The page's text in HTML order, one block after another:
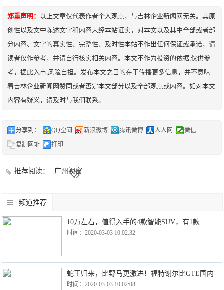
郑重声明： 以上文章仅代表作者个人观点，与吉林企业新闻网无关。其原
创性以及文中陈述文字和内容未经本站证实，对本文以及其中全部或者部
分内容、文字的真实性、完整性、及时性本站不作出任何保证或承诺，请
读者仅作参考，并请自行核实相关内容。本文不作为投资的依据,仅供参
考，据此入市,风险自担。发布本文之目的在于传播更多信息，并不意味
着吉林企业新闻网赞同或者否定本文部分以及全部观点或内容。如对本文
内容有疑义，请及时与我们联系。
分享到： QQ空间 新浪微博 腾讯微博 人人网
微信
复制网址
打印
推荐阅读： 广州视窗
频道推荐
10万左右，值得入手的4款智能SUV，有1款
时间：2020-03-03 10:02:32
蛇王归来，比野马更激进！福特谢尔比GTE国内
时间：2020-03-03 10:02:08